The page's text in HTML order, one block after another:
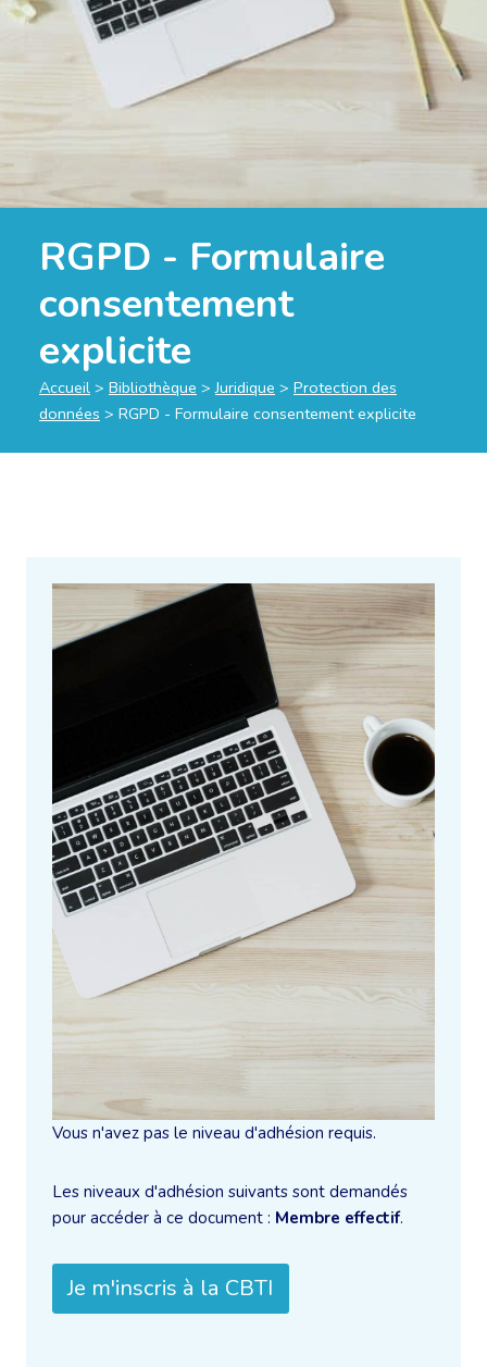
RGPD - Formulaire
consentement
explicite
Accueil > Bibliothèque >Juridique > Protection des
données > RGPD - Formulaire consentement explicite
Vous n'avez pas le niveau d'adhésion requis.
Les niveaux d'adhésion suivants sont demandés
pour accéder à ce document : Membre effectif.
Je m'inscris à la CBTI